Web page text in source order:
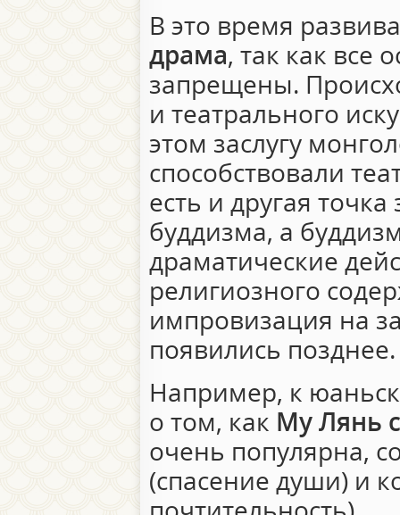
В это время
драма, так как все
запрещены.
и театрального
этом заслугу
способствовали
есть и другая точка
буддизма, а
драматические
религиозного
импровизация на
появились позднее.
Например, к
о том, как Му Лянь
очень популярна,
(спасение души) и